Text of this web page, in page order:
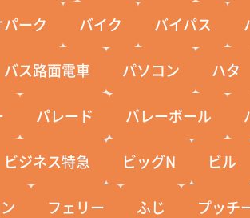
ーク バイク バイパス
バス路面電車 パソコン ハタ
パレード バレーボール
ビジネス特急 ビッグN ビル
フェリー ふじ プッチ